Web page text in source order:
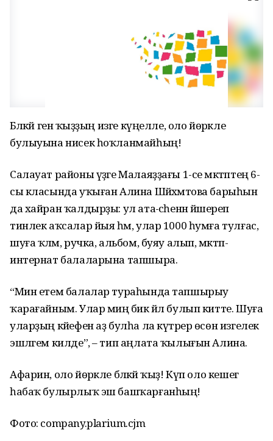
Бәләкәй генә ҡыҙҙың изге күңелле, оло йөрәкле
булыуына нисек һоҡланмайһың!
Салауат районы үҙәге Малаяҙҙағы 1-се мәктәптең 6-
сы класында уҡыған Алина Шәйәхмәтова барыһын
да хайран ҡалдырҙы: ул ата-әсәһенән йәшереп
тинлек аҡсалар йыя һәм, улар 1000 һумға тулғас,
шуға ҡәләм, ручка, альбом, буяу алып, мәктәп-
интернат балаларына тапшыра.
“Мин етем балалар тураһында тапшырыу
ҡарағайным. Улар миңә бик йәл булып китте. Шуға
уларҙың кәйефен аҙ булһа ла күтәрер өсөн изгелек
эшләгем килде”, – тип аңлата ҡылығын Алина.
Афарин, оло йөрәкле бәләкәй ҡыҙ! Күп оло кешегә
һабаҡ булырлыҡ эш башҡарғанһың!
Фото: company.plarium.cjm